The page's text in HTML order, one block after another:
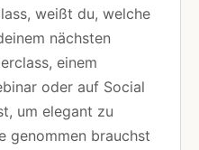
weißt du, welche
nächsten
einem
oder auf Social
um elegant zu
genommen brauchst